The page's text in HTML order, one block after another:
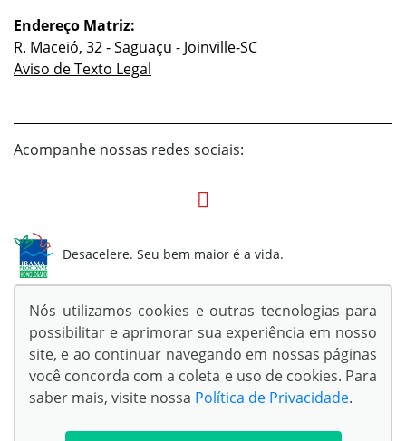
Endereço Matriz:
R. Maceió, 32 - Saguaçu - Joinville-SC
Aviso de Texto Legal
Acompanhe nossas redes sociais:
Desacelere. Seu bem maior é a vida.
© Copyright 2026
AutoForce - Todos os direitos reservados.
Confira a nossaPolítica de privacidade.
Nós utilizamos cookies e outras tecnologias para
possibilitar e aprimorar sua experiência em nosso
site, e ao continuar navegando em nossas páginas
você concorda com a coleta e uso de cookies. Para
saber mais, visite nossa Política de Privacidade.